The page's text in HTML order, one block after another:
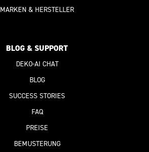
MARKEN & HERSTELLER
BLOG & SUPPORT
DEKO-AI CHAT
BLOG
SUCCESS STORIES
FAQ
PREISE
BEMUSTERUNG